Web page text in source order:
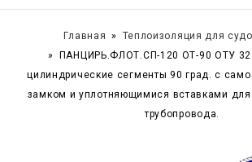
Главная
Теплоизоляция для
ПАНЦИРЬ.ФЛОТ.СП-120 ОТ-90 ОТУ
цилиндрические сегменты 90 град. с
замком и уплотняющимися вставками для
трубопровода.